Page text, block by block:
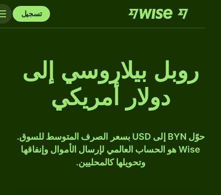
تسجيل
روبل بيلاروسي إلى
دولار أمريكي
حوّل BYN إلى USD بسعر الصرف المتوسط للسوق.
Wise هو الحساب العالمي لإرسال الأموال وإنفاقها
وتحويلها كالمحليين.